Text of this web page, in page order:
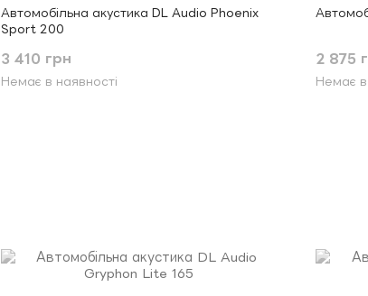
Автомобільна акустика DL Audio Phoenix
Sport 200
3 410 грн
Немає в наявності
2 875
Немає в